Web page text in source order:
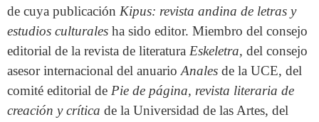
de cuya publicación Kipus: revista andina de letras y
estudios culturales ha sido editor. Miembro del consejo
editorial de la revista de literatura Eskeletra, del consejo
asesor internacional del anuarioAnales de la UCE, del
comité editorial de Pie de página, revista literaria de
creación y crítica de la Universidad de las Artes, del